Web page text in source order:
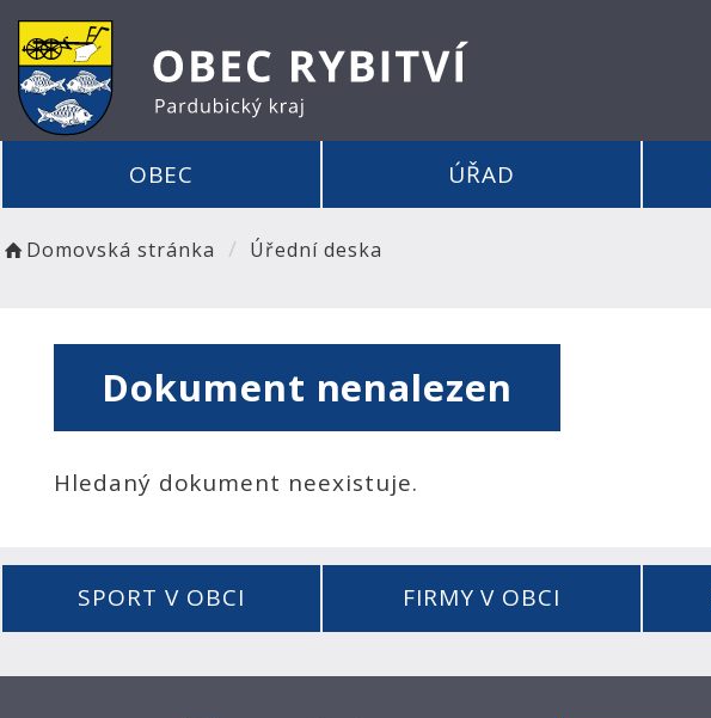
OBEC ÚŘAD
Domovská stránka Úřední deska
Dokument nenalezen
Hledaný dokument neexistuje.
SPORT V OBCI FIRMY V OBCI